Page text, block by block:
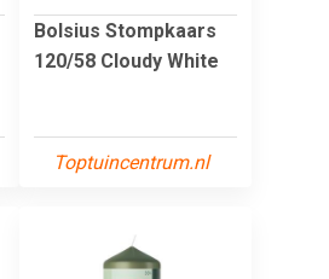
Bolsius Stompkaars
120/58 Cloudy White
Toptuincentrum.nl